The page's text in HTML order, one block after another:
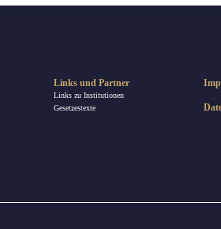
Links und Partner
Links zu Institutionen
Gesetzestexte